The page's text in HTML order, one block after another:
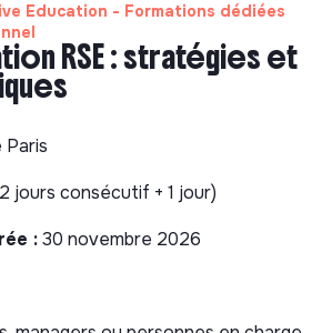
Education - Formations dédiées
RSE : stratégies et
Paris
jours consécutif + 1 jour)
:30 novembre 2026